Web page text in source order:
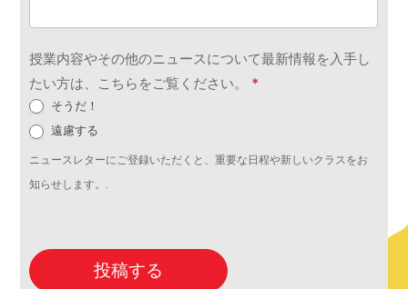
授業内容やその他のニュースについて最新情報を入手し
たい方は、こちらをご覧ください。 *
そうだ！
遠慮する
ニュースレターにご登録いただくと、重要な日程や新しいクラスをお
知らせします。.
投稿する